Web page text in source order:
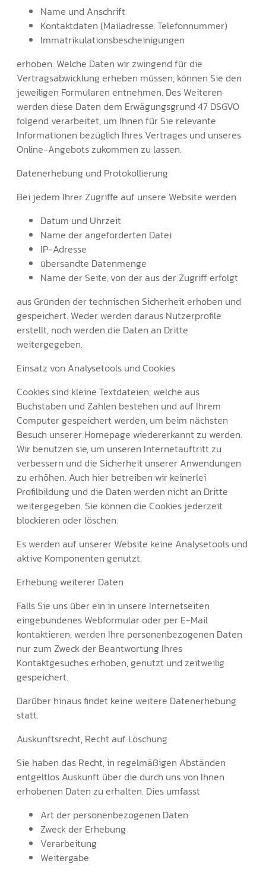
Name und Anschrift
Kontaktdaten (Mailadresse, Telefonnummer)
Immatrikulationsbescheinigungen
erhoben. Welche Daten wir zwingend für die
Vertragsabwicklung erheben müssen, können Sie den
jeweiligen Formularen entnehmen. Des Weiteren
werden diese Daten dem Erwägungsgrund 47 DSGVO
folgend verarbeitet, um Ihnen für Sie relevante
Informationen bezüglich Ihres Vertrages und unseres
Online-Angebots zukommen zu lassen.
Datenerhebung und Protokollierung
Bei jedem Ihrer Zugriffe auf unsere Website werden
Datum und Uhrzeit
Name der angeforderten Datei
IP-Adresse
übersandte Datenmenge
Name der Seite, von der aus der Zugriff erfolgt
aus Gründen der technischen Sicherheit erhoben und
gespeichert. Weder werden daraus Nutzerprofile
erstellt, noch werden die Daten an Dritte
weitergegeben.
Einsatz von Analysetools und Cookies
Cookies sind kleine Textdateien, welche aus
Buchstaben und Zahlen bestehen und auf Ihrem
Computer gespeichert werden, um beim nächsten
Besuch unserer Homepage wiedererkannt zu werden.
Wir benutzen sie, um unseren Internetauftritt zu
verbessern und die Sicherheit unserer Anwendungen
zu erhöhen. Auch hier betreiben wir keinerlei
Profilbildung und die Daten werden nicht an Dritte
weitergegeben. Sie können die Cookies jederzeit
blockieren oder löschen.
Es werden auf unserer Website keine Analysetools und
aktive Komponenten genutzt.
Erhebung weiterer Daten
Falls Sie uns über ein in unsere Internetseiten
eingebundenes Webformular oder per E-Mail
kontaktieren, werden Ihre personenbezogenen Daten
nur zum Zweck der Beantwortung Ihres
Kontaktgesuches erhoben, genutzt und zeitweilig
gespeichert.
Darüber hinaus findet keine weitere Datenerhebung
statt.
Auskunftsrecht, Recht auf Löschung
Sie haben das Recht, in regelmäßigen Abständen
entgeltlos Auskunft über die durch uns von Ihnen
erhobenen Daten zu erhalten. Dies umfasst
Art der personenbezogenen Daten
Zweck der Erhebung
Verarbeitung
Weitergabe.